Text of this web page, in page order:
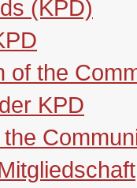
(KPD)
of the
KPD